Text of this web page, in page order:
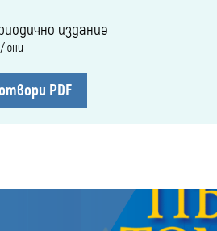
издание
юни
PDF